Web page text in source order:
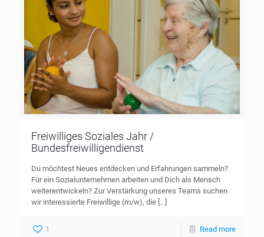
Freiwilliges Soziales Jahr /
Bundesfreiwilligendienst
Du möchtest Neues entdecken und Erfahrungen sammeln?
Für ein Sozialunternehmen arbeiten und Dich als Mensch
weiterentwickeln? Zur Verstärkung unseres Teams suchen
wir interessierte Freiwillige (m/w), die […]
1 Read more